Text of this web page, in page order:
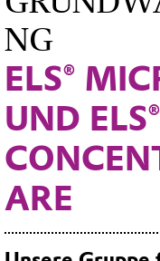
NG
ELS®
UND ELS®
ARE